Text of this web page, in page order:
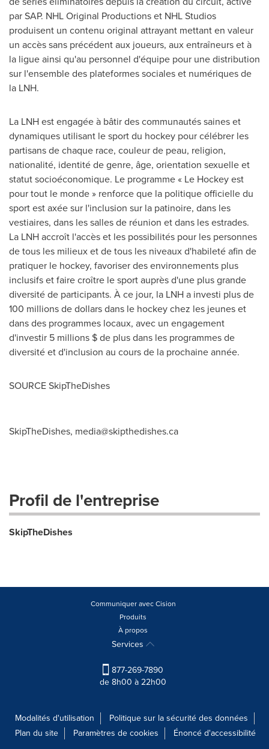
par SAP. NHL Original Productions et NHL Studios
produisent un contenu original attrayant mettant en valeur
un accès sans précédent aux joueurs, aux entraîneurs et à
la ligue ainsi qu'au personnel d'équipe pour une distribution
sur l'ensemble des plateformes sociales et numériques de
la LNH.
La LNH est engagée à bâtir des communautés saines et
dynamiques utilisant le sport du hockey pour célébrer les
partisans de chaque race, couleur de peau, religion,
nationalité, identité de genre, âge, orientation sexuelle et
statut socioéconomique. Le programme « Le Hockeyest
pour tout le monde » renforce que la politique officielle du
sport est axée sur l'inclusion sur la patinoire, dans les
vestiaires, dans les salles de réunion et dans les estrades.
La LNH accroît l'accès et les possibilités pour les personnes
de tous les milieux et de tous les niveaux d'habileté afin de
pratiquer le hockey, favoriser des environnements plus
inclusifs et faire croître le sport auprès d'une plus grande
diversité de participants. À ce jour, la LNH a investi plus de
100 millions de dollars dans le hockey chez les jeunes et
dans des programmes locaux, avec un engagement
d'investir 5 millions $ de plus dans les programmes de
diversité et d'inclusion au cours de la prochaine année.
SOURCE SkipTheDishes
SkipTheDishes, media@skipthedishes.ca
Profil de l'entreprise
SkipTheDishes
Communiquer avec Cision
Produits
À propos
Services
877-269-7890
de 8h00 à 22h00
Modalités d'utilisation
Politique sur la sécurité des données
Plan du site
Paramètres de cookies
Énoncé d'accessibilité